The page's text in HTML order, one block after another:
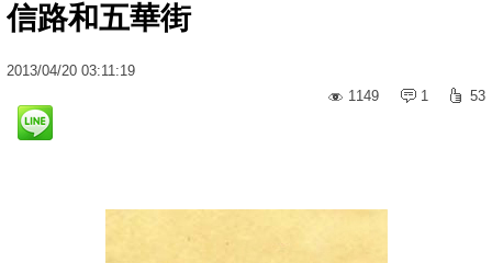
信路和五華街
2013/04/20 03:11:19
1149
1 53